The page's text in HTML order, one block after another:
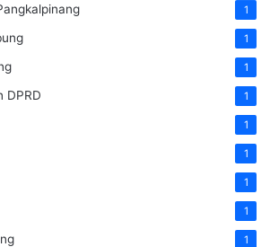
1
1
1
DPRD 1
1
1
1
1
1